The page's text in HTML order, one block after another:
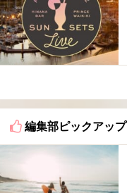
編集部ピックアップ